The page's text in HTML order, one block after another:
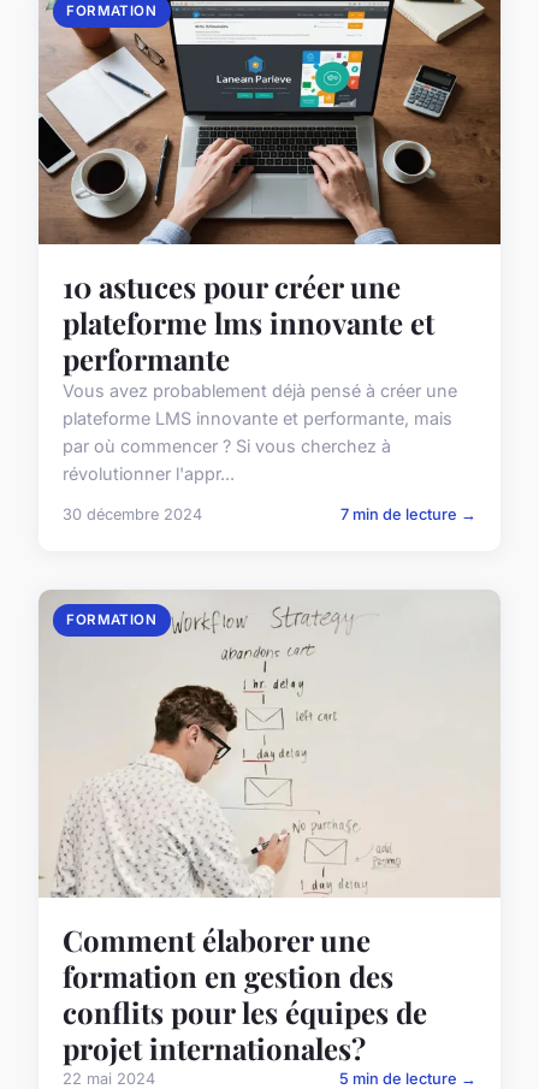
FORMATION
10 astuces pour créer une
plateforme lms innovante et
performante
Vous avez probablement déjà pensé à créer une
plateforme LMS innovante et performante, mais
par où commencer ? Si vous cherchez à
révolutionner l'appr...
30 décembre 2024 7 min de lecture →
FORMATION
Comment élaborer une
formation en gestion des
conflits pour les équipes de
projet internationales?
22 mai 2024 5 min de lecture →